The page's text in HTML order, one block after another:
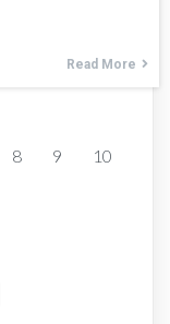
Read More
8 9
10